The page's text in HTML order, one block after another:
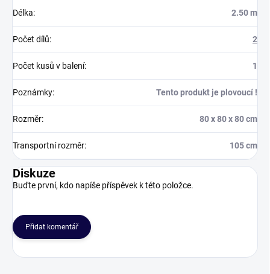
Délka: 2.50 m
Počet dílů: 2
Počet kusů v balení: 1
Poznámky: Tento produkt je plovoucí !
Rozměr: 80 x 80 x 80 cm
Transportní rozměr: 105 cm
Diskuze
Buďte první, kdo napíše příspěvek k této položce.
Přidat komentář